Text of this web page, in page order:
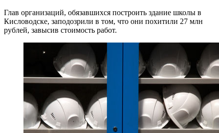
Глав организаций, обязавшихся построить здание школы в
Кисловодске, заподозрили в том, что они похитили 27 млн
рублей, завысив стоимость работ.